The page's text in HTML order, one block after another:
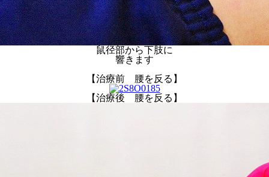
鼠径部から下肢に
響きます
【治療前 腰を反る】
【治療後 腰を反る】